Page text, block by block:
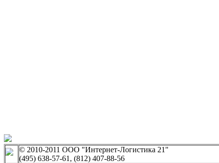
© 2010-2011 ООО "Интернет-Логистика 21"
(495) 638-57-61, (812) 407-88-56